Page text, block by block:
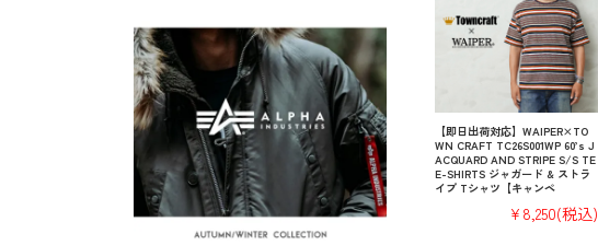
【即日出荷対応】WAIPER×TO
WN CRAFT TC26S001WP 60’s J
ACQUARD AND STRIPE S/S TE
E-SHIRTS ジャガード & ストラ
イプ Tシャツ【キャンペ
¥8,250(税込)